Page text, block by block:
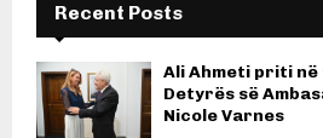
Recent Posts
Ali Ahmeti priti
Detyrës së
Nicole Varnes